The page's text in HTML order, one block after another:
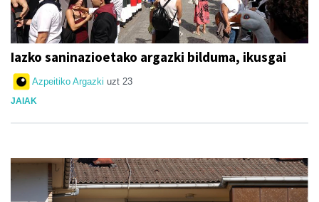
Iazko saninazioetako argazki bilduma, ikusgai
Azpeitiko Argazki uzt 23
JAIAK